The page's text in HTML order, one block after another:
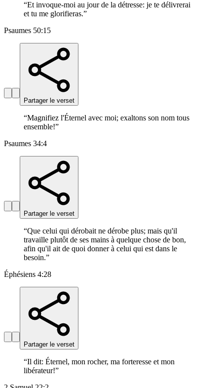
“Et invoque-moi au jour de la détresse: je te délivrerai
et tu me glorifieras.”
Psaumes 50:15
Partager le verset
“Magnifiez l'Éternel avec moi; exaltons son nom tous
ensemble!”
Psaumes 34:4
Partager le verset
“Que celui qui dérobait ne dérobe plus; mais qu'il
travaille plutôt de ses mains à quelque chose de bon,
afin qu'il ait de quoi donner à celui qui est dans le
besoin.”
Éphésiens 4:28
Partager le verset
“Il dit: Éternel, mon rocher, ma forteresse et mon
libérateur!”